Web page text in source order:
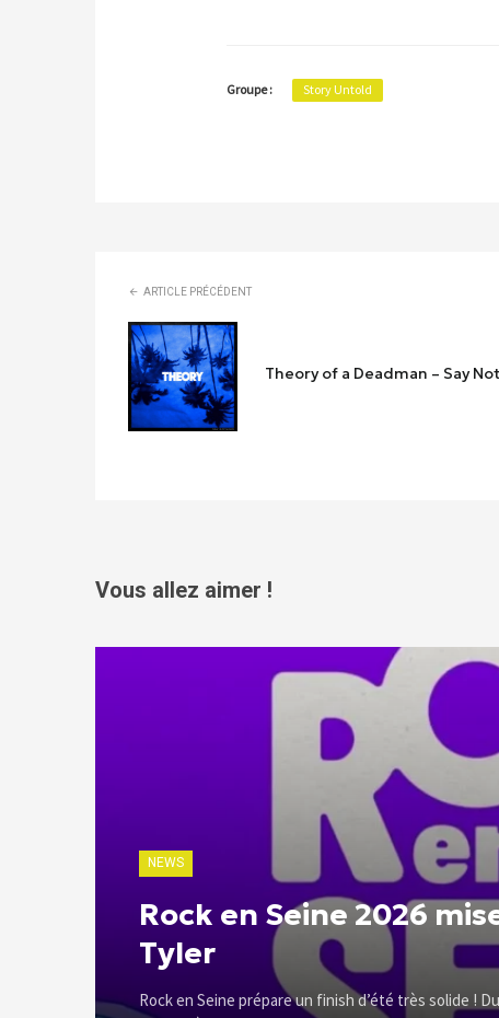
Groupe : Story Untold
ARTICLE PRÉCÉDENT
Theory of a Deadman – Say
Vous allez aimer !
NEWS
Rock en Seine 2026
Tyler
Rock en Seine prépare un finish d’été très solide !